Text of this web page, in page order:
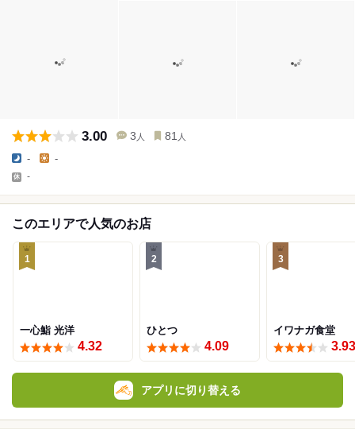
3.00 3 人 81 人
- -
-
このエリアで人気のお店
1
一心鮨 光洋
4.32
2
ひとつ
4.09
3
イワナガ食堂
3.93
アプリに切り替える